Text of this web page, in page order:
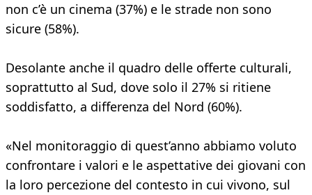
non c’è un cinema (37%) e le strade non sono
sicure (58%).
Desolante anche il quadro delle offerte culturali,
soprattutto al Sud, dove solo il 27% si ritiene
soddisfatto, a differenza del Nord (60%).
«Nel monitoraggio di quest’anno abbiamo voluto
confrontare i valori e le aspettative dei giovani con
la loro percezione del contesto in cui vivono, sul